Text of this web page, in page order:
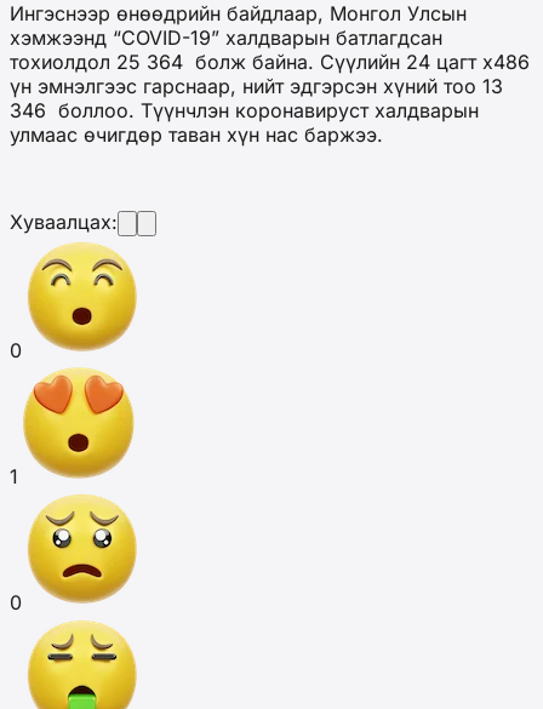
Ингэснээр өнөөдрийн байдлаар, Монгол Улсын
хэмжээнд “COVID-19” халдварын батлагдсан
тохиолдол 25 364 болж байна. Сүүлийн 24 цагт х486
үн эмнэлгээс гарснаар, нийт эдгэрсэн хүний тоо 13
346 боллоо. Түүнчлэн коронавируст халдварын
улмаас өчигдөр таван хүн нас баржээ.
Хуваалцах:
0
1
0